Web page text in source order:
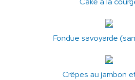
Fondue savoyarde
Crêpes au jambon